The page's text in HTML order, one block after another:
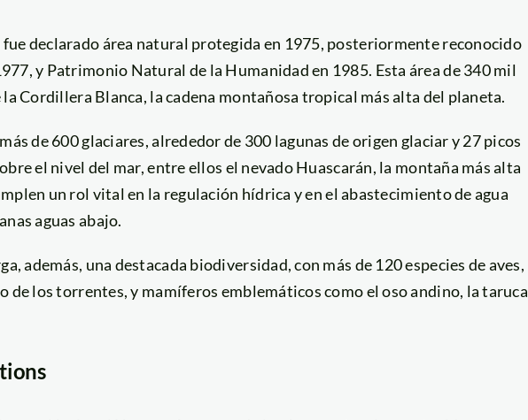
declarado área natural protegida en 1975, posteriormente reconocido
y Patrimonio Natural de la Humanidad en 1985. Esta área de 340 mil
Cordillera Blanca, la cadena montañosa tropical más alta del planeta.
de 600 glaciares, alrededor de 300 lagunas de origen glaciar y 27 picos
el nivel del mar, entre ellos el nevado Huascarán, la montaña más alta
un rol vital en la regulación hídrica y en el abastecimiento de agua
aguas abajo.
además, una destacada biodiversidad, con más de 120 especies de aves,
de los torrentes, y mamíferos emblemáticos como el oso andino, la taruca